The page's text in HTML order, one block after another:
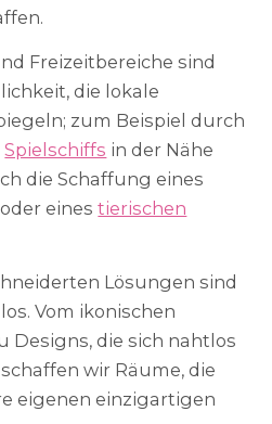
Freizeitbereiche sind
die lokale
zum Beispiel durch
Spielschiffs in der Nähe
die Schaffung eines
einestierischen
Lösungen sind
Vom ikonischen
Designs, die sich nahtlos
wir Räume, die
eigenen einzigartigen